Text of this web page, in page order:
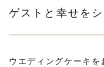
ゲストと幸せを
ウエディングケーキ